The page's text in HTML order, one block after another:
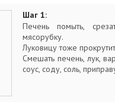
Шаг 1:
Печень помыть,
мясорубку.
Луковицу тоже
Смешать печень, лук,
соус, соду, соль,